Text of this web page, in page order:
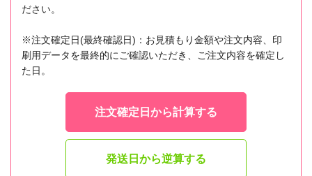
ださい。
※注文確定日(最終確認日)：お見積もり金額や注文内容、印
刷用データを最終的にご確認いただき、ご注文内容を確定し
た日。
注文確定日から計算する
発送日から逆算する